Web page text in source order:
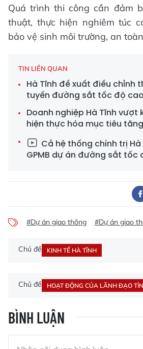
Quá trình thi công cần đảm
thuật, thực hiện nghiêm túc
bảo vệ sinh môi trường, an
TIN LIÊN QUAN
Hà Tĩnh đề xuất điều chỉnh
tuyến đường sắt tốc độ
Doanh nghiệp Hà Tĩnh vượt
hiện thực hóa mục tiêu
Cả hệ thống chính trị
GPMB dự án đường sắt tốc
#Dự án giao thông #Dự án giao
Chủ đề KINH TẾ HÀ TĨNH
Chủ đề HOẠT ĐỘNG CỦA LÃNH ĐẠO
BÌNH LUẬN